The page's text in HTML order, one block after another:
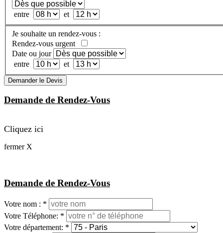
entre et
Je souhaite un rendez-vous :
Rendez-vous urgent
Date ou jour
entre
et
Demander le Devis
Demande de Rendez-Vous
Cliquez ici
fermer X
Demande de Rendez-Vous
Votre nom : *
Votre Téléphone: *
Votre département: *